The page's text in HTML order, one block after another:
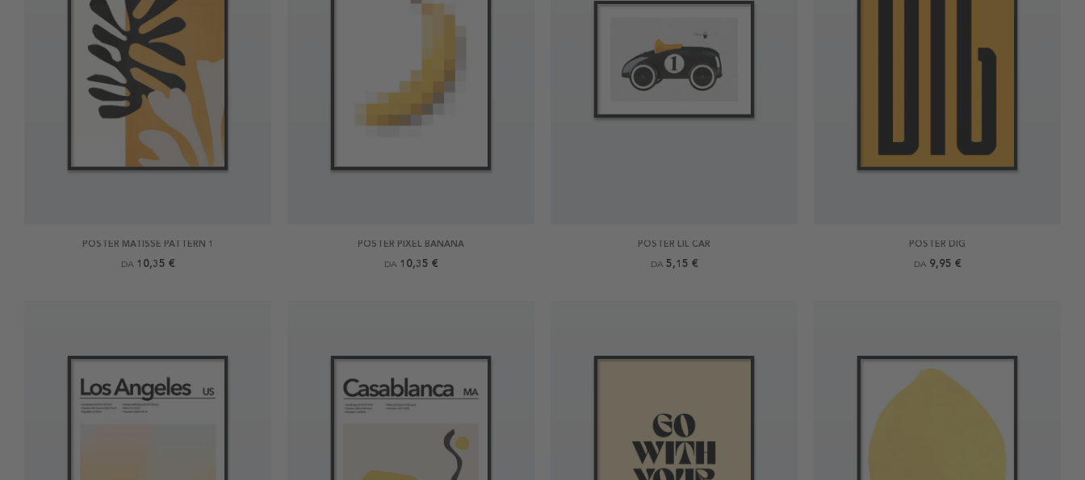
POSTER MATISSE PATTERN 1
DA 10,35 €
POSTER PIXEL BANANA
DA 10,35 €
POSTER LIL CAR
DA 5,15 €
POSTER DIG
DA 9,95 €